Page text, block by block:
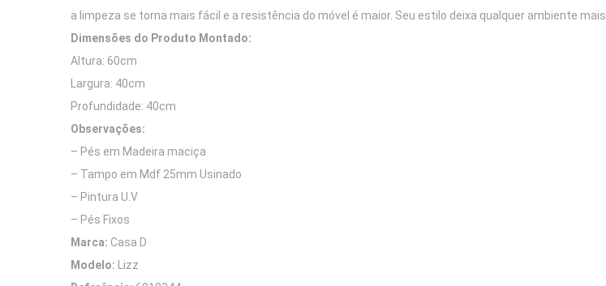
a limpeza se torna mais fácil e a resistência do móvel é maior. Seu estilo deixa qualquer ambiente
Dimensões do Produto Montado:
Altura: 60cm
Largura: 40cm
Profundidade: 40cm
Observações:
– Pés em Madeira maciça
– Tampo em Mdf 25mm Usinado
– Pintura U.V
– Pés Fixos
Marca: Casa D
Modelo:
Lizz